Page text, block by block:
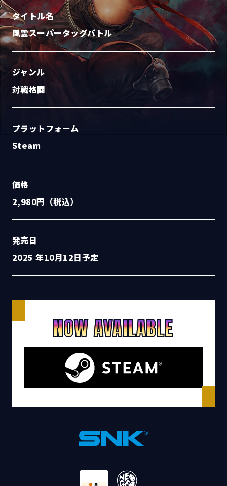
タイトル名
風雲スーパータッグバトル
ジャンル
対戦格闘
プラットフォーム
Steam
価格
2,980円（税込）
発売日
2025 年10月12日予定
NOW AVAILABLE